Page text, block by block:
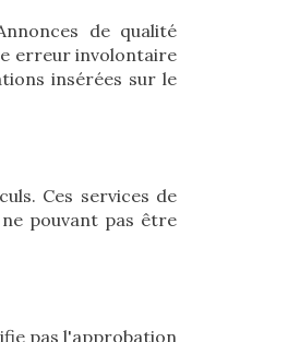
de qualité
erreur involontaire
insérées sur le
Ces services de
pouvant pas être
pas l'approbation